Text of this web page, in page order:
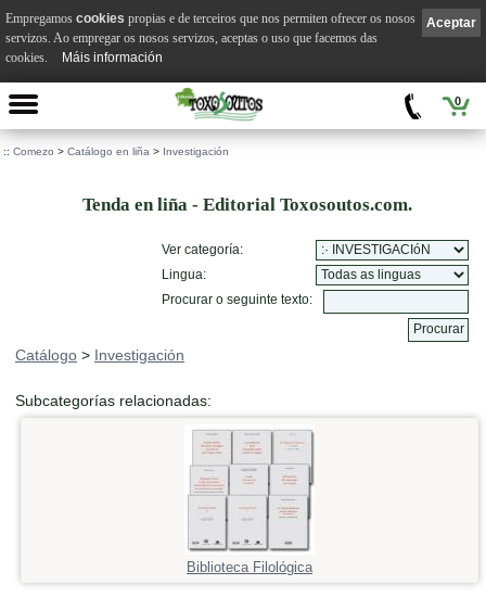
0
:: Comezo > Catálogo en liña > Investigación
Tenda en liña - Editorial Toxosoutos.com.
Ver categoría:
Lingua:
Procurar o seguinte texto:
Catálogo > Investigación
Subcategorías relacionadas:
Biblioteca Filológica
Aceptar
Empregamos cookies propias e de terceiros que nos permiten ofrecer os nosos
servizos. Ao empregar os nosos servizos, aceptas o uso que facemos das
cookies.
Máis información